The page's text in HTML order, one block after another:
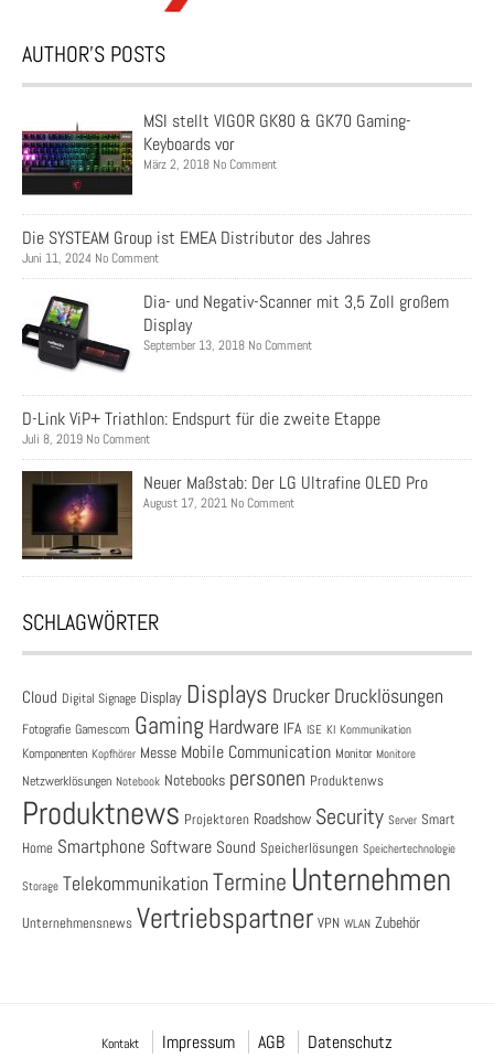
AUTHOR’S POSTS
MSI stellt VIGOR GK80 & GK70 Gaming-
Keyboards vor
März 2, 2018 No Comment
Die SYSTEAM Group ist EMEA Distributor des Jahres
Juni 11, 2024 No Comment
Dia- und Negativ-Scanner mit 3,5 Zoll großem
Display
September 13, 2018 No Comment
D-Link ViP+ Triathlon: Endspurt für die zweite Etappe
Juli 8, 2019 No Comment
Neuer Maßstab: Der LG Ultrafine OLED Pro
August 17, 2021 No Comment
SCHLAGWÖRTER
Cloud Digital Signage Display Displays Drucker Drucklösungen
Fotografie Gamescom Gaming Hardware IFA ISE KI Kommunikation
Komponenten Kopfhörer Messe Mobile Communication Monitor Monitore
Netzwerklösungen Notebook Notebooks personen Produktenws
Produktnews Projektoren Roadshow Security Server Smart
Home Smartphone Software Sound Speicherlösungen Speichertechnologie
Storage Telekommunikation Termine Unternehmen
Unternehmensnews Vertriebspartner VPN WLAN Zubehör
Kontakt Impressum AGB Datenschutz